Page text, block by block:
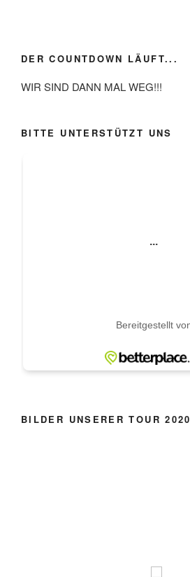
DER COUNTDOWN LÄUFT...
WIR SIND DANN MAL WEG!!!
BITTE UNTERSTÜTZT UNS
BILDER UNSERER TOUR 2020